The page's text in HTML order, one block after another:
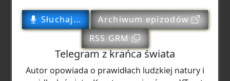
Słuchaj...
Archiwum epizodów
RSS GRM
Telegram z krańca świata
Autor opowiada o prawidłach ludzkiej natury i